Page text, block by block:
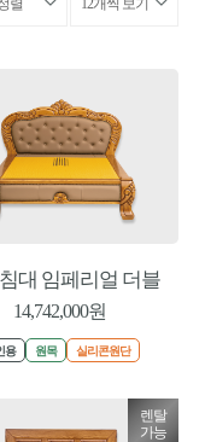
대 임페리얼 더블
14,742,000원
용 원목 실리콘원단
렌탈
가능